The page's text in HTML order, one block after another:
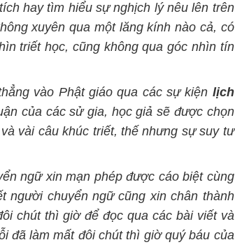
hay tìm hiểu sự nghịch lý nêu lên trên
xuyên qua một lăng kính nào cả, có
triết học, cũng không qua góc nhìn tín
vào Phật giáo qua các sự kiện lịch
của các sử gia, học giả sẽ được chọn
vài câu khúc triết, thế nhưng sự suy tư
ngữ xin mạn phép được cáo biệt cùng
người chuyển ngữ cũng xin chân thành
chút thì giờ để đọc qua các bài viết và
đã làm mất đôi chút thì giờ quý báu của